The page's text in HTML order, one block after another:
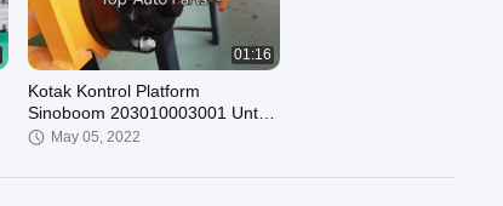
01:16
Kotak Kontrol Platform
Sinoboom 203010003001 Untuk
Kontrol Angkat Gunting
May 05, 2022